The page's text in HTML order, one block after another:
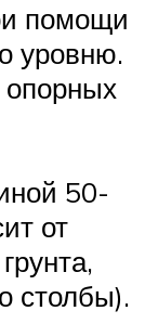
помощи
уровню.
50-
от
столбы).